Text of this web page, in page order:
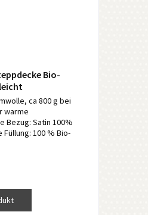
Bio-
ca 800 g bei
warme
Bezug: Satin 100%
Füllung: 100 % Bio-